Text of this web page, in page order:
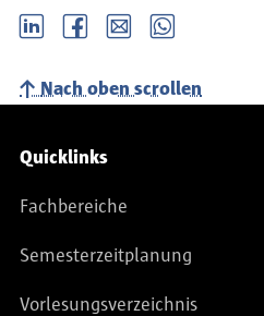
LinkedIn Facebook email Whatsapp
Nach oben scrollen
Service-Navigation
Quicklinks
Fachbereiche
Semesterzeitplanung
Vorlesungsverzeichnis